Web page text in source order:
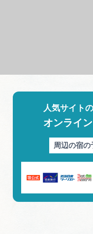
人気サイト
オンライ
周辺の宿の